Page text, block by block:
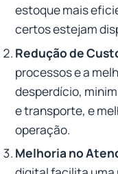
estoque mais
certos estejam
Redução de
processos e a
desperdício,
e transporte, e
operação.
Melhoria no